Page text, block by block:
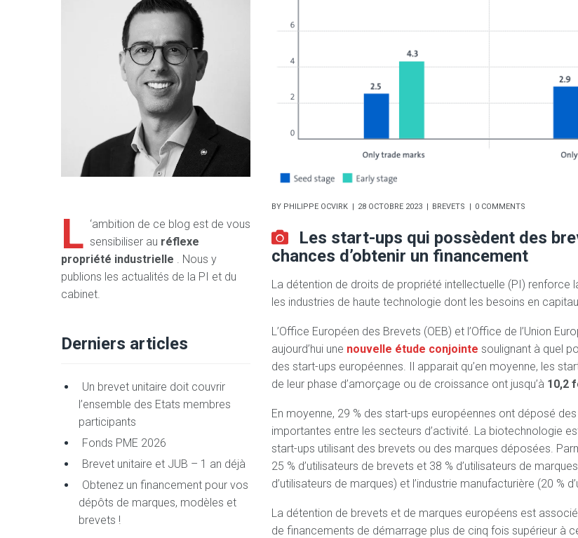
BY PHILIPPE OCVIRK 28 OCTOBRE 2023 BREVETS 0 COMMENTS
Les start-ups qui possèdent des
chances d’obtenir un financement
La détention de droits de propriété intellectuelle (PI)
les industries de haute technologie dont les besoins en
L’Office Européen des Brevets (OEB) et l’Office de l’Union
aujourd’hui une nouvelle étude conjointe soulignant à quel
des start-ups européennes. Il apparait qu’en moyenne, les
de leur phase d’amorçage ou de croissance ont jusqu’à 10,2
En moyenne, 29 % des start-ups européennes ont déposé
importantes entre les secteurs d’activité. La biotechnologie
start-ups utilisant des brevets ou des marques déposées.
25 % d’utilisateurs de brevets et 38 % d’utilisateurs de
d’utilisateurs de marques) et l’industrie manufacturière (20 %
La détention de brevets et de marques européens est
de financements de démarrage plus de cinq fois supérieur à
L ‘ambition de ce blog est de vous
sensibiliser au réflexe
propriété industrielle . Nous y
publions les actualités de la PI et du
cabinet.
Derniers articles
Un brevet unitaire doit couvrir
l’ensemble des Etats membres
participants
Fonds PME 2026
Brevet unitaire et JUB – 1 an déjà
Obtenez un financement pour vos
dépôts de marques, modèles et
brevets !